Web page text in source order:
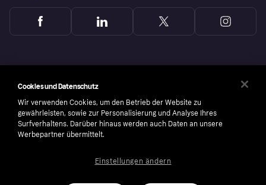
Cookies und Datenschutz
Wir verwenden Cookies, um den Betrieb der Website zu
gewährleisten, sowie zur Personalisierung und Analyse Ihres
Surfverhaltens. Darüber hinaus werden auch Daten an unsere
Werbepartner übermittelt.
Einstellungen ändern